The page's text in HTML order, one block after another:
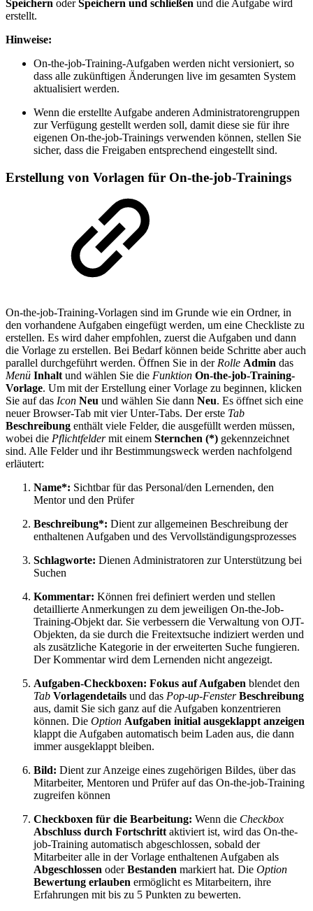
Speichern oderSpeichern und schließen und die Aufgabe wird
erstellt.
Hinweise:
On-the-job-Training-Aufgaben werden nicht versioniert, so
dass alle zukünftigen Änderungen live im gesamten System
aktualisiert werden.
Wenn die erstellte Aufgabe anderen Administratorengruppen
zur Verfügung gestellt werden soll, damit diese sie für ihre
eigenen On-the-job-Trainings verwenden können, stellen Sie
sicher, dass die Freigaben entsprechend eingestellt sind.
Erstellung von Vorlagen für On-the-job-Trainings
On-the-job-Training-Vorlagen sind im Grunde wie ein Ordner, in
den vorhandene Aufgaben eingefügt werden, um eine Checkliste zu
erstellen. Es wird daher empfohlen, zuerst die Aufgaben und dann
die Vorlage zu erstellen. Bei Bedarf können beide Schritte aber auch
parallel durchgeführt werden. Öffnen Sie in derRolle Admin das
Menü Inhaltund wählen Sie die Funktion On-the-job-Training-
Vorlage. Um mit der Erstellung einer Vorlage zu beginnen, klicken
Sie auf das Icon Neu und wählen Sie dann Neu. Es öffnet sich eine
neuer Browser-Tab mit vier Unter-Tabs. Der erste Tab
Beschreibung enthält viele Felder, die ausgefüllt werden müssen,
wobei die Pflichtfeldermit einem Sternchen (*) gekennzeichnet
sind. Alle Felder und ihr Bestimmungsweck werden nachfolgend
erläutert:
Name*: Sichtbar für das Personal/den Lernenden, den
Mentor und den Prüfer
Beschreibung*: Dient zur allgemeinen Beschreibung der
enthaltenen Aufgaben und des Vervollständigungsprozesses
Schlagworte: Dienen Administratoren zur Unterstützung bei
Suchen
Kommentar: Können frei definiert werden und stellen
detaillierte Anmerkungen zu dem jeweiligen On-the-Job-
Training-Objekt dar. Sie verbessern die Verwaltung von OJT-
Objekten, da sie durch die Freitextsuche indiziert werden und
als zusätzliche Kategorie in der erweiterten Suche fungieren.
Der Kommentar wird dem Lernenden nicht angezeigt.
Aufgaben-Checkboxen: Fokus auf Aufgaben blendet den
Tab Vorlagendetails und das Pop-up-Fenster Beschreibung
aus, damit Sie sich ganz auf die Aufgaben konzentrieren
können. Die Option Aufgaben initial ausgeklappt anzeigen
klappt die Aufgaben automatisch beim Laden aus, die dann
immer ausgeklappt bleiben.
Bild: Dient zur Anzeige eines zugehörigen Bildes, über das
Mitarbeiter, Mentoren und Prüfer auf das On-the-job-Training
zugreifen können
Checkboxen für die Bearbeitung: Wenn die Checkbox
Abschluss durch Fortschrittaktiviert ist, wird das On-the-
job-Training automatisch abgeschlossen, sobald der
Mitarbeiter alle in der Vorlage enthaltenen Aufgaben als
Abgeschlossen oderBestanden markiert hat. Die Option
Bewertung erlauben ermöglicht es Mitarbeitern, ihre
Erfahrungen mit bis zu 5 Punkten zu bewerten.